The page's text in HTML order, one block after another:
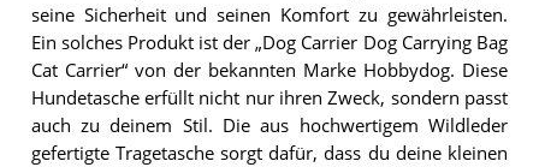
seine Sicherheit und seinen Komfort zu gewährleisten.
Ein solches Produkt ist der „Dog Carrier Dog Carrying Bag
Cat Carrier“ von der bekannten Marke Hobbydog. Diese
Hundetasche erfüllt nicht nur ihren Zweck, sondern passt
auch zu deinem Stil. Die aus hochwertigem Wildleder
gefertigte Tragetasche sorgt dafür, dass du deine kleinen